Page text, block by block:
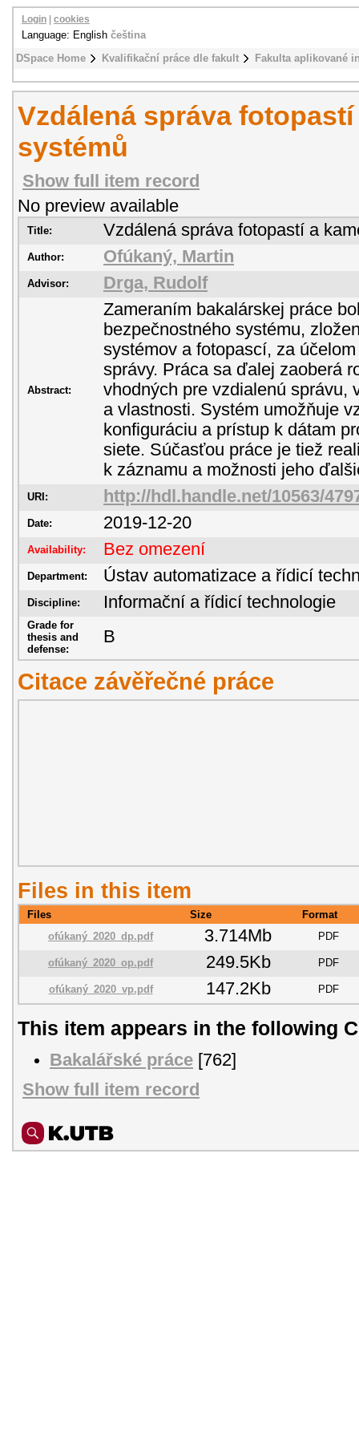
DSpace Home Kvalifikační práce dle fakult Fakulta aplikované
Login cookies
Language: English čeština
Vzdálená správa
systémů
Show full item record
No preview available
Title: Vzdálená správa fotopastí a
Author: Ofúkaný, Martin
Advisor: Drga, Rudolf
Abstract:
Zameraním bakalárskej práce
bezpečnostného systému,
systémov a fotopascí, za
správy. Práca sa ďalej zaoberá
vhodných pre vzdialenú správu,
a vlastnosti. Systém umožňuje
konfiguráciu a prístup k dátam
siete. Súčasťou práce je tiež
k záznamu a možnosti jeho
URI: http://hdl.handle.net/10563/
Date: 2019-12-20
Availability: Bez omezení
Department: Ústav automatizace a řídicí
Discipline: Informační a řídicí technologie
Grade for
thesis and
defense:
B
Citace závěřečné práce
Files in this item
Files Size
Format
ofúkaný_2020_dp.pdf
3.714Mb PDF
ofúkaný_2020_op.pdf 249.5Kb PDF
ofúkaný_2020_vp.pdf 147.2Kb PDF
This item appears in the following
Bakalářské práce [762]
Show full item record